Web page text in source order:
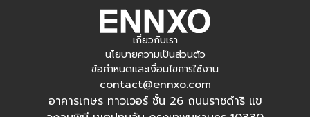
เกี่ยวกับเรา
นโยบายความเป็นส่วนตัว
ข้อกำหนดและเงื่อนไขการใช้งาน
contact@ennxo.com
อาคารเกษร ทาวเวอร์ ชั้น 26 ถนนราชดำริ แข